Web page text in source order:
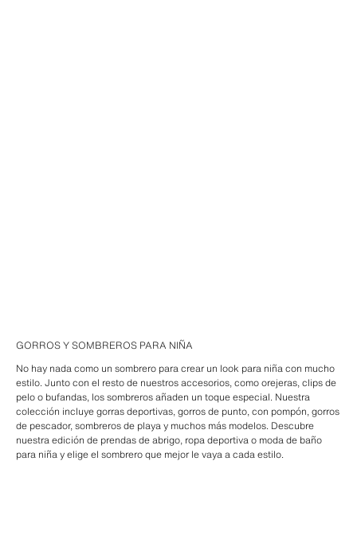
GORROS Y SOMBREROS PARA NIÑA
No hay nada como un sombrero para crear un look para niña con mucho
estilo. Junto con el resto de nuestros accesorios, como orejeras, clips de
pelo o bufandas, los sombreros añaden un toque especial. Nuestra
colección incluye gorras deportivas, gorros de punto, con pompón, gorros
de pescador, sombreros de playa y muchos más modelos. Descubre
nuestra edición de prendas de abrigo, ropa deportiva o moda de baño
para niña y elige el sombrero que mejor le vaya a cada estilo.